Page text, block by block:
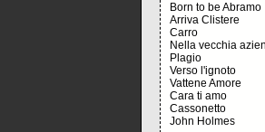
Born to be Abramo
Arriva Clistere
Carro
Nella vecchia
Plagio
Verso l'ignoto
Vattene Amore
Cara ti amo
Cassonetto
John Holmes